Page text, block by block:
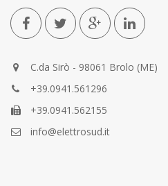
C.da Sirò - 98061 Brolo (ME)
+39.0941.561296
+39.0941.562155
info@elettrosud.it